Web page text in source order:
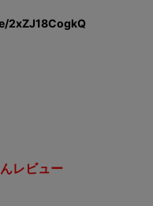
2xZJ18CogkQ
レビュー